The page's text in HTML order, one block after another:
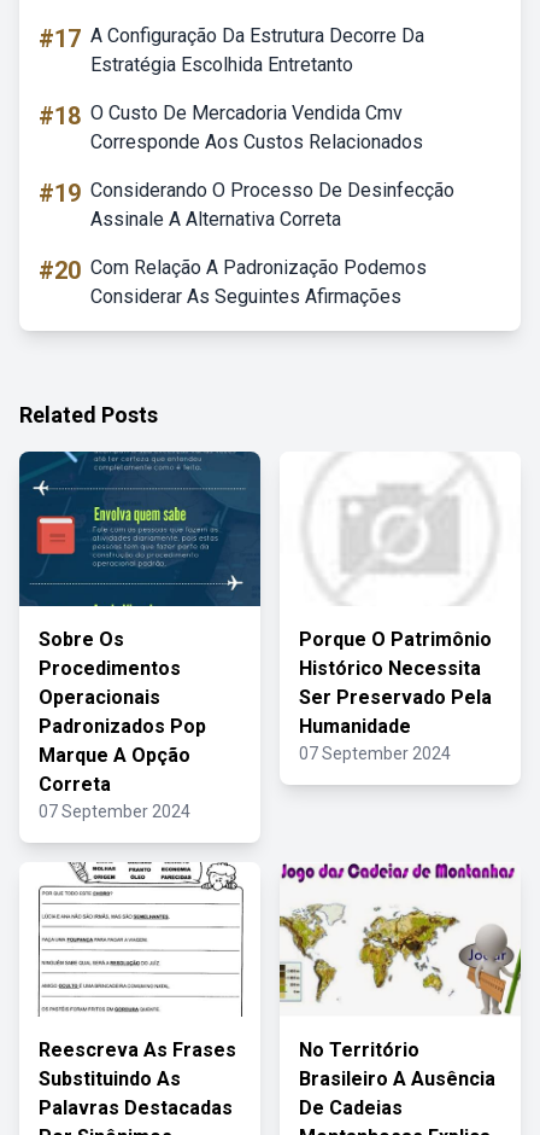
#17 A Configuração Da Estrutura Decorre Da
Estratégia Escolhida Entretanto
#18 O Custo De Mercadoria Vendida Cmv
Corresponde Aos Custos Relacionados
#19 Considerando O Processo De Desinfecção
Assinale A Alternativa Correta
#20 Com Relação A Padronização Podemos
Considerar As Seguintes Afirmações
Related Posts
Sobre Os
Procedimentos
Operacionais
Padronizados Pop
Marque A Opção
Correta
07 September 2024
Porque O Patrimônio
Histórico Necessita
Ser Preservado Pela
Humanidade
07 September 2024
Reescreva As Frases
Substituindo As
Palavras Destacadas
No Território
Brasileiro A Ausência
De Cadeias